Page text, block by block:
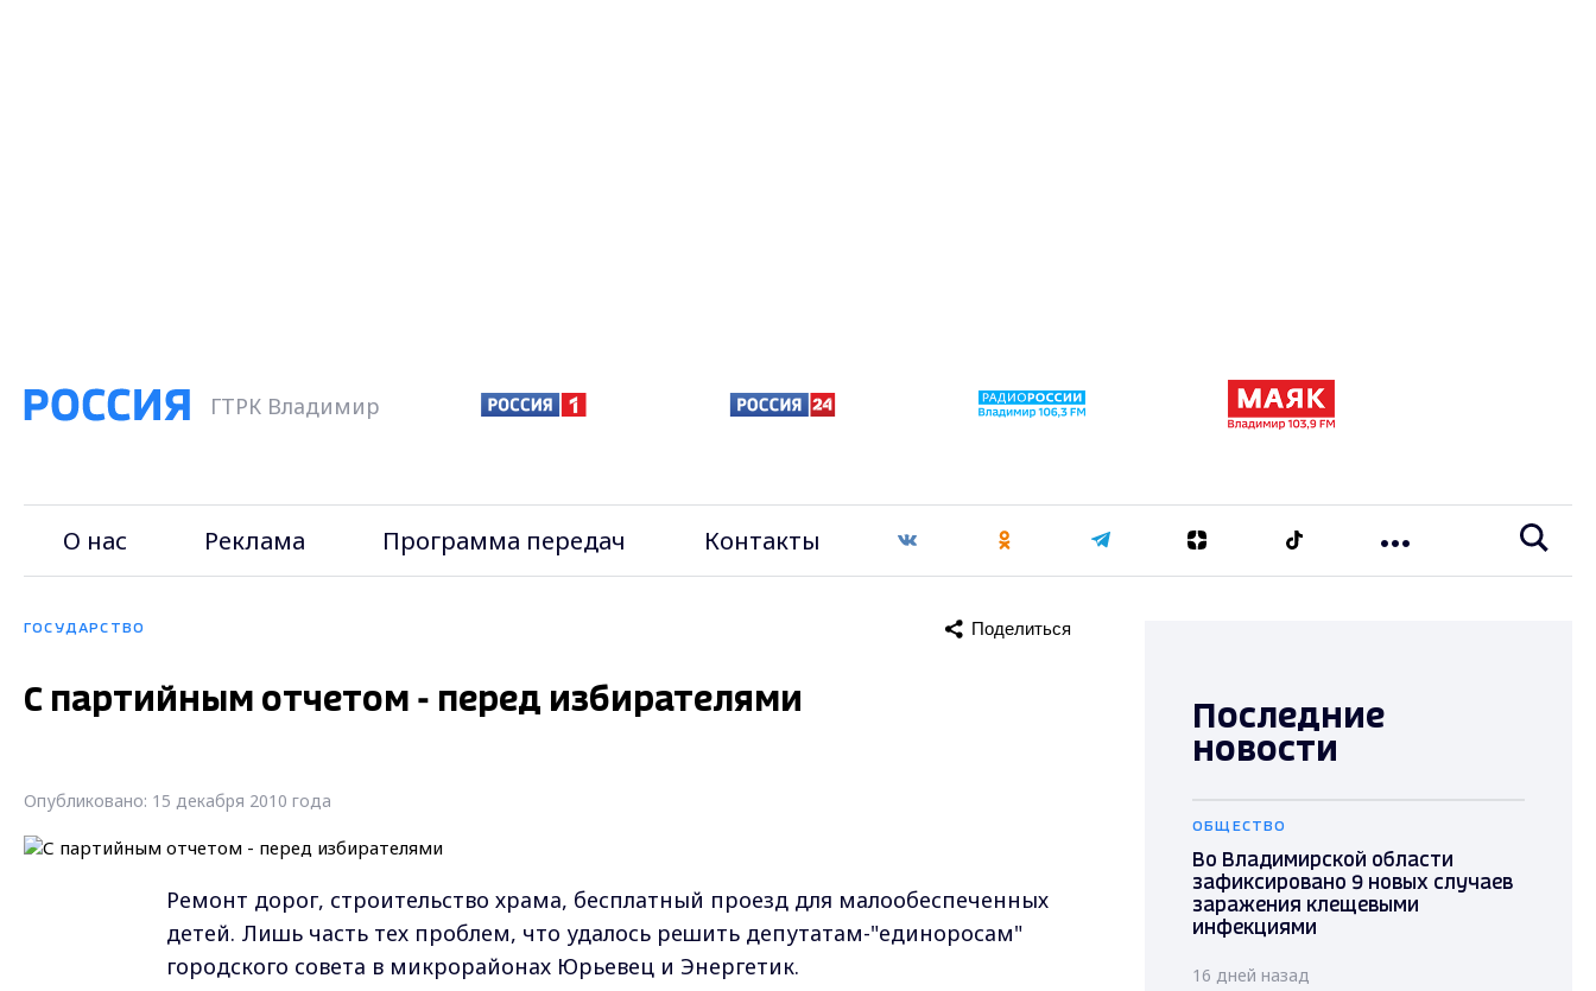
ГТРК Владимир
О нас Реклама Программа передач Контакты
ГОСУДАРСТВО Поделиться
С партийным отчетом - перед избирателями
Опубликовано: 15 декабря 2010 года
Ремонт дорог, строительство храма, бесплатный проезд для малообеспеченных
детей. Лишь часть тех проблем, что удалось решить депутатам-"единоросам"
городского совета в микрорайонах Юрьевец и Энергетик.
Последние
новости
ОБЩЕСТВО
Во Владимирской области
зафиксировано 9 новых случаев
заражения клещевыми
инфекциями
16 дней назад